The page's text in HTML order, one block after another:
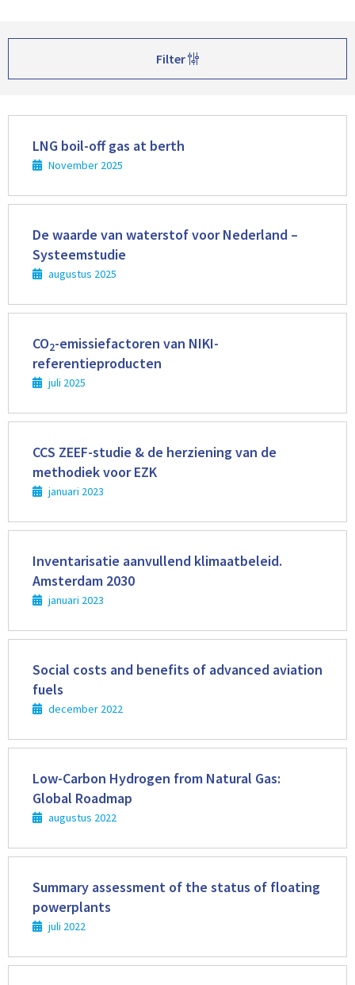
Filter
LNG boil-off gas at berth
November 2025
meer
De waarde van waterstof voor Nederland –
Systeemstudie
augustus 2025
meer
CO2-emissiefactoren van NIKI-
referentieproducten
juli 2025
meer
CCS ZEEF-studie & de herziening van de
methodiek voor EZK
januari 2023
meer
Inventarisatie aanvullend klimaatbeleid.
Amsterdam 2030
januari 2023
meer
Social costs and benefits of advanced aviation
fuels
december 2022
meer
Low-Carbon Hydrogen from Natural Gas:
Global Roadmap
augustus 2022
meer
Summary assessment of the status of floating
powerplants
juli 2022
meer